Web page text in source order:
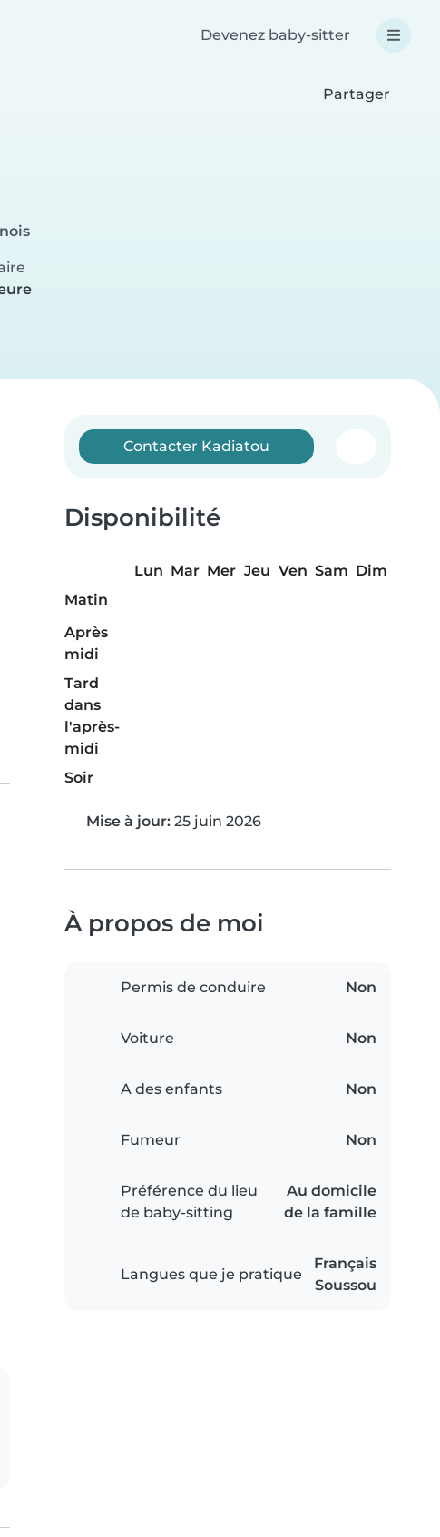
Devenez baby-sitter
Partager
Contacter Kadiatou
Disponibilité
Lun Mar Mer Jeu Ven Sam Dim
Matin
Après
midi
Tard
dans
l'après-
midi
Soir
Mise à jour: 25 juin 2026
À propos de moi
Permis de conduire Non
Voiture Non
A des enfants Non
Fumeur Non
Préférence du lieu
de baby-sitting
Au domicile
de la famille
Langues que je pratique
Français
Soussou